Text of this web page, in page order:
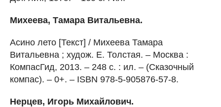
Михеева, Тамара Витальевна.
Асино лето [Текст] / Михеева Тамара
Витальевна ; худож. Е. Толстая. – Москва :
КомпасГид, 2013. – 248 с. : ил. – (Сказочный
компас). – 0+. – ISBN 978-5-905876-57-8.
Нерцев, Игорь Михайлович.